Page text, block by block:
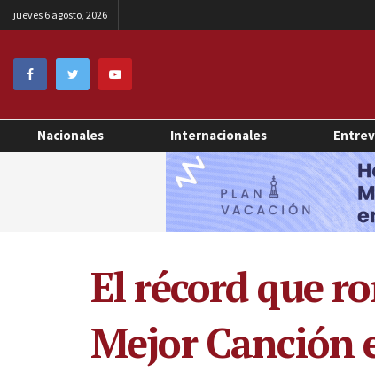
jueves 6 agosto, 2026
Nacionales Internacionales
El récord que
Mejor Canción